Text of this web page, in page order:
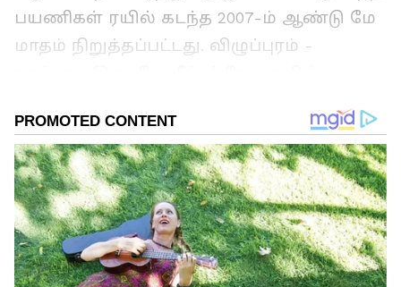
பயணிகள் ரயில் கடந்த 2007-ம் ஆண்டு மே
மாதம் நிறுத்தப்பட்டது. விழுப்புரம் -
மாற்றும் பணிக்காக, தாம்பரம் ரயில் சேவை
தடைப்பட்டது. அகல ரயில் பாதை
அமைக்கும் பணி 2 ஆண்டுகளில் நிறைவு
பெற்றும் நிறுத்தப்பட்ட தாம்பரம் ரயில்
சேவை மீண்டும் தொடங்கப்படவில்லை.